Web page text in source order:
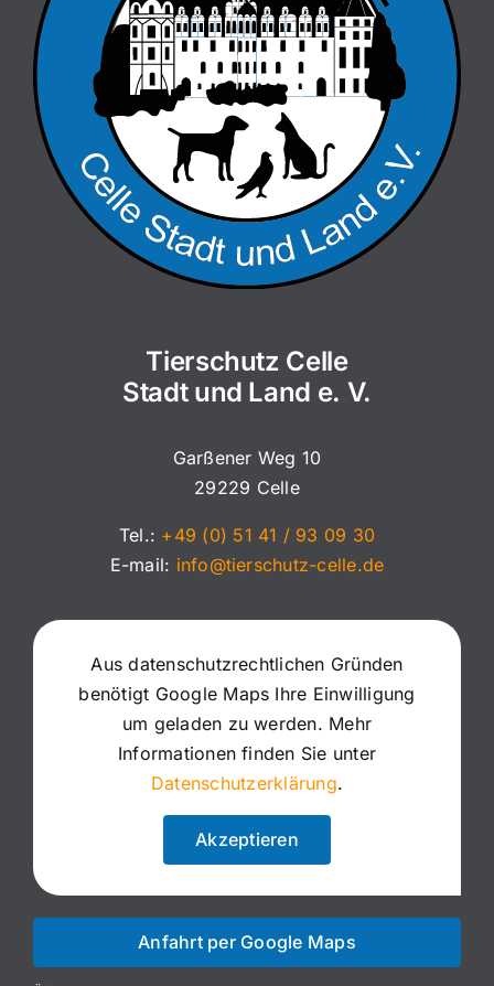
Tierschutz Celle
Stadt und Land e. V.
Garßener Weg 10
29229 Celle
Tel.: +49 (0) 51 41 / 93 09 30
E-mail: info@tierschutz-celle.de
Aus datenschutzrechtlichen Gründen
benötigt Google Maps Ihre Einwilligung
um geladen zu werden. Mehr
Informationen finden Sie unter
Datenschutzerklärung.
Akzeptieren
Anfahrt per Google Maps